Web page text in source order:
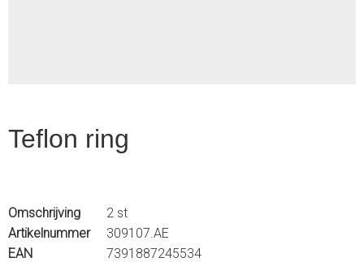
Teflon ring
Omschrijving
2 st
Artikelnummer
309107.AE
EAN
7391887245534